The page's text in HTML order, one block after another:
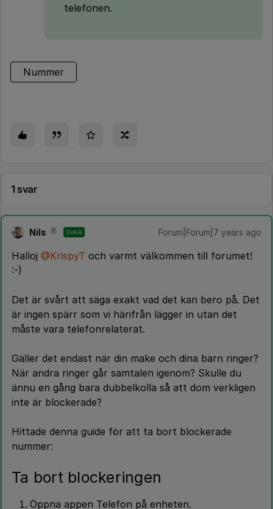
telefonen.
Nummer
1 svar
Nils SVAR Forum|Forum|7 years ago
Halloj @KrispyT och varmt välkommen till forumet!
:-)
Det är svårt att säga exakt vad det kan bero på. Det
är ingen spärr som vi härifrån lägger in utan det
måste vara telefonrelaterat.
Gäller det endast när din make och dina barn ringer?
När andra ringer går samtalen igenom? Skulle du
ännu en gång bara dubbelkolla så att dom verkligen
inte är blockerade?
Hittade denna guide för att ta bort blockerade
nummer:
Ta bort blockeringen
Öppna appen Telefon på enheten.